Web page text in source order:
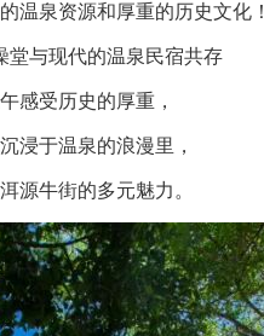
温泉资源和厚重的历史文化！
堂与现代的温泉民宿共存
午感受历史的厚重，
浸于温泉的浪漫里，
源牛街的多元魅力。